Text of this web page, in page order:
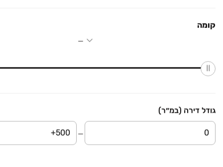
קומה
גודל דירה (במ״ר)
למצוא דירה למכירה. המערכת תסמן עבורכם את מיקומי הדירות
ההתקשרות עם בעלי הדירה.
נדל"ן
מוצרים